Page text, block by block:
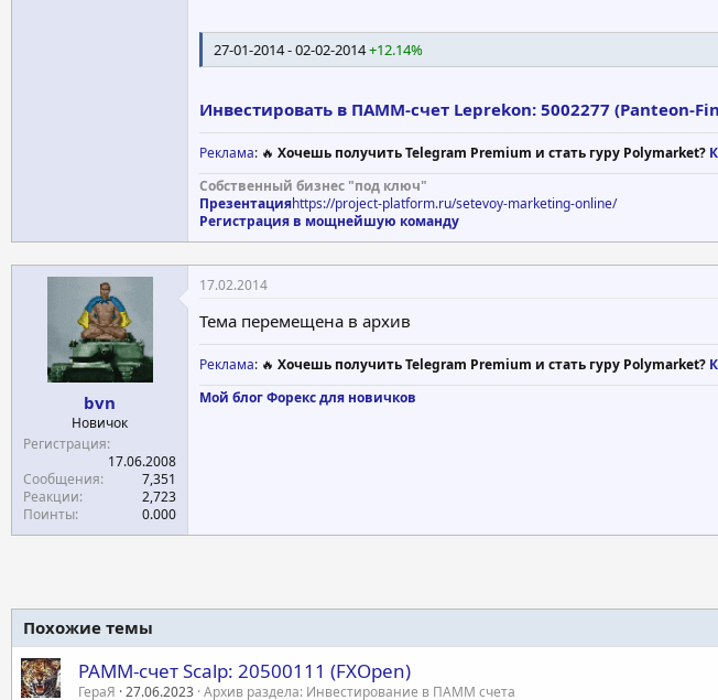
27-01-2014 - 02-02-2014+12.14%
Инвестировать в ПАММ-счет Leprekon: 5002277 (Panteon-
Реклама: 🔥 Хочешь получить Telegram Premium и стать гуру Polymarket?
Собственный бизнес "под ключ"
Презентацияhttps://project-platform.ru/setevoy-marketing-online/
Регистрация в мощнейшую команду
bvn
Новичок
Регистрация
17.06.2008
Сообщения
7,351
Реакции
2,723
Поинты
0.000
17.02.2014
Тема перемещена в архив
Реклама: 🔥 Хочешь получить Telegram Premium и стать гуру Polymarket?
Мой блогФорекс для новичков
Похожие темы
PAMM-счет Scalp: 20500111 (FXOpen)
ГераЯ 27.06.2023 Архив раздела: Инвестирование в ПАММ счета